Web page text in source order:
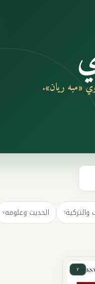
«مبه ريان».
٦ الحديث وعلومه٧
٢